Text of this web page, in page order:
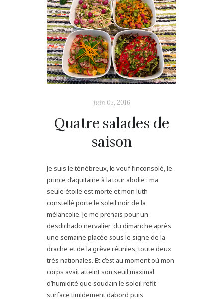
juin 05, 2016
Quatre salades de
saison
Je suis le ténébreux, le veuf l’inconsolé, le
prince d’aquitaine à la tour abolie : ma
seule étoile est morte et mon luth
constellé porte le soleil noir de la
mélancolie. Je me prenais pour un
desdichado nervalien du dimanche après
une semaine placée sous le signe de la
drache et de la grève réunies, toute deux
très nationales. Et c’est au moment où mon
corps avait atteint son seuil maximal
d’humidité que soudain le soleil refit
surface timidement d’abord puis